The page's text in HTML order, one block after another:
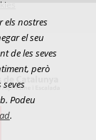
els nostres
el seu
de les seves
però
Podeu
.